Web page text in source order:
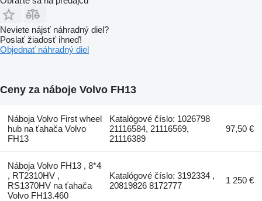
Neviete nájsť náhradný diel?
Poslať žiadosť ihneď!
Objednať náhradný diel
Ceny za náboje Volvo FH13
Náboja Volvo First wheel
hub na ťahača Volvo
FH13
Katalógové číslo: 1026798
21116584, 21116569,
21116389
97,50 €
Náboja Volvo FH13 , 8*4
, RT2310HV ,
RS1370HV na ťahača
Volvo FH13.460
Katalógové číslo: 3192334 ,
20819826 8172777
1 250 €